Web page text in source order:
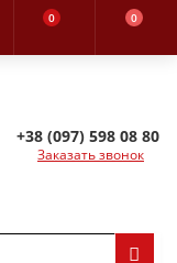
0 0
+38 (097) 598 08 80
Заказать звонок